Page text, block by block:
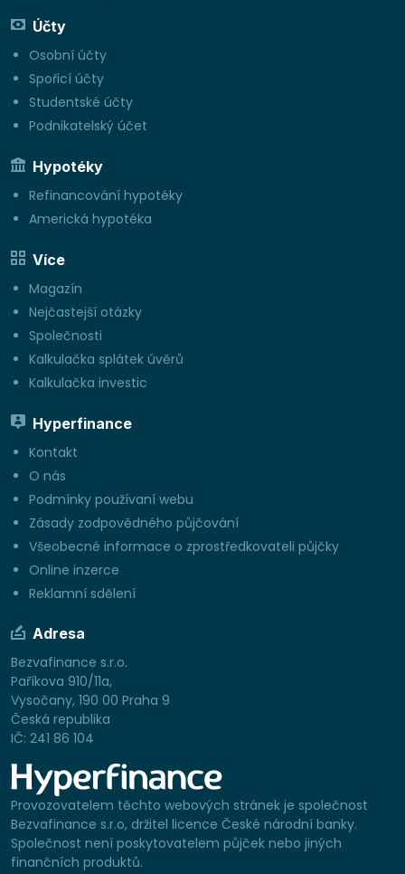
Účty
Osobní účty
Spořicí účty
Studentské účty
Podnikatelský účet
Hypotéky
Refinancování hypotéky
Americká hypotéka
Více
Magazín
Nejčastejší otázky
Společnosti
Kalkulačka splátek úvěrů
Kalkulačka investic
Hyperfinance
Kontakt
O nás
Podmínky používaní webu
Zásady zodpovědného půjčování
Všeobecné informace o zprostředkovateli půjčky
Online inzerce
Reklamní sdělení
Adresa
Bezvafinance s.r.o.
Paříkova 910/11a,
Vysočany, 190 00 Praha 9
Česká republika
IČ: 241 86 104
Provozovatelem těchto webových stránek je společnost
Bezvafinance s.r.o, držitel licence České národní banky.
Společnost není poskytovatelem půjček nebo jiných
finančních produktů.